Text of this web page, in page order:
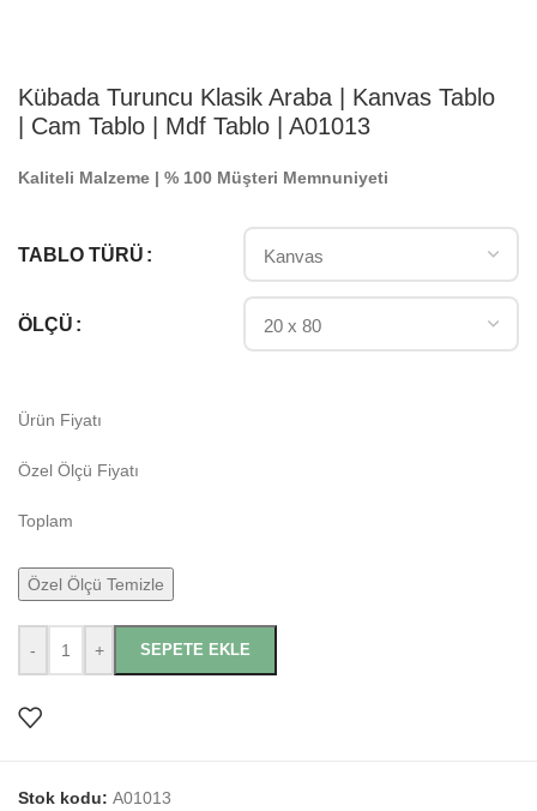
Kübada Turuncu Klasik Araba | Kanvas Tablo
| Cam Tablo | Mdf Tablo | A01013
Kaliteli Malzeme | % 100 Müşteri Memnuniyeti
TABLO TÜRÜ
ÖLÇÜ
Ürün Fiyatı
Özel Ölçü Fiyatı
Toplam
Özel Ölçü Temizle
- + SEPETE EKLE
Stok kodu: A01013